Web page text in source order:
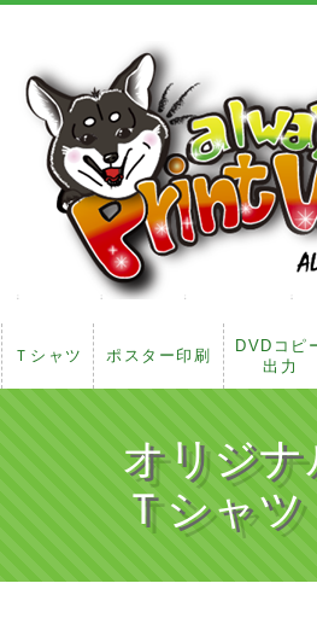
Ｔシャツ ポスター印刷
DVDコピ
出力
オリジナ
Ｔシャツ